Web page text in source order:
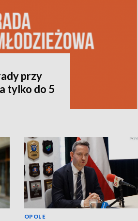
przy
tylko do 5
OPOLE